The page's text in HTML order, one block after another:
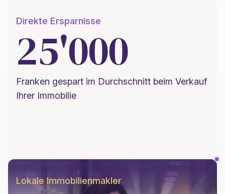
Lokale Immobilienmakler
Direkte Ersparnisse
25'000
Franken gespart im Durchschnitt beim Verkauf
Ihrer Immobilie